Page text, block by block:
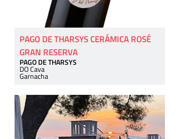
PAGO DE THARSYS CERÁMICA ROSÉ
GRAN RESERVA
PAGO DE THARSYS
DO Cava
Garnacha